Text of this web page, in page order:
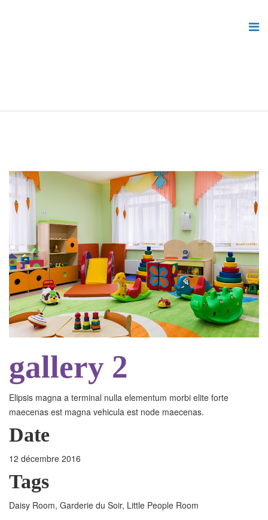
gallery 2
Elipsis magna a terminal nulla elementum morbi elite forte
maecenas est magna vehicula est node maecenas.
Date
12 décembre 2016
Tags
Daisy Room, Garderie du Soir, Little People Room